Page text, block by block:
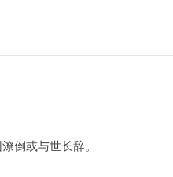
倒或与世长辞。